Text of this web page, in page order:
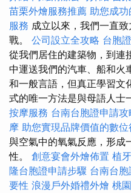
苗栗外燴服務推薦 助您成
服務 成立以來，我們一直
戰。 公司設立全攻略 台胞
從我們居住的建築物，到連
中運送我們的汽車、船和火
和一般言語，但真正學習文
式的唯一方法是與母語人士
按摩服務 台南台胞證申請攻
摩 助您實現品牌價值的數位
與空氣中的氧氣反應，形成
性。 創意宴會外燴佈置 植
隆台胞證申請步驟 台南台
要性 浪漫戶外婚禮外燴 桃